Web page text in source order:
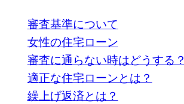
審査基準について
女性の住宅ローン
審査に通らない時はどうする？
適正な住宅ローンとは？
繰上げ返済とは？